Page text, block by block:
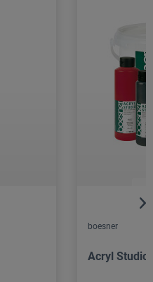
boesner
Acryl Studio